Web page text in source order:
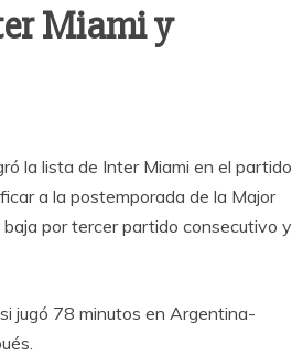
Miami y
la lista de Inter Miami en el partido
a la postemporada de la Major
por tercer partido consecutivo y
jugó 78 minutos en Argentina-